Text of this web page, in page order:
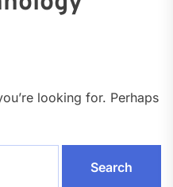
looking for. Perhaps